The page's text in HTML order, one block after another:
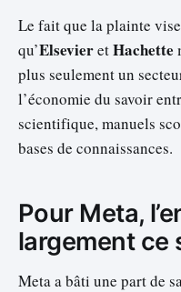
Le fait que la plainte
qu’ElsevieretHachette
plus seulement un
l’économie du savoir
scientifique, manuels
bases de connaissances.
Pour Meta,
largement ce
Meta a bâti une part de